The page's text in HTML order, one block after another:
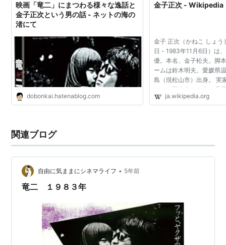
映画「竜二」にまつわる様々な逸話と
金子正次という男の話 - ネットの海の
渚にて
dobonkai.hatenablog.com
金子正次 - Wikipedia
金子 正次（かねこ しょ
日 - 1983年11月6日）は
優。本名、金子松夫。脚
ームは鈴木明夫。愛媛県
島（現松山市）出身。 実
は、四国本土より山口県
や広島県倉橋島に近い小
ja.wikipedia.org
関連ブログ
自由に気ままにシネマライフ • 5年前
竜二 １９８３年